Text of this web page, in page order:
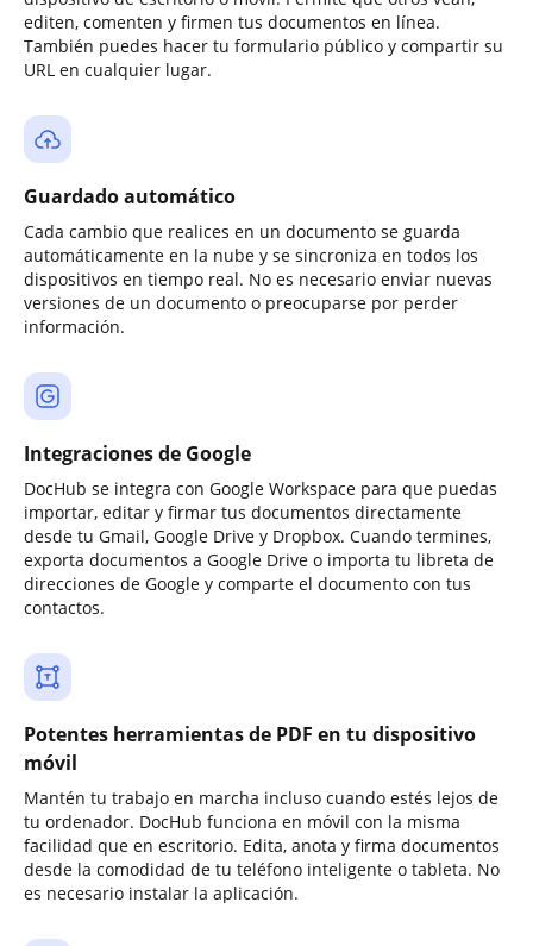
editen, comenten y firmen tus documentos en línea.
También puedes hacer tu formulario público y compartir su
URL en cualquier lugar.
Guardado automático
Cada cambio que realices en un documento se guarda
automáticamente en la nube y se sincroniza en todos los
dispositivos en tiempo real. No es necesario enviar nuevas
versiones de un documento o preocuparse por perder
información.
Integraciones de Google
DocHub se integra con Google Workspace para que puedas
importar, editar y firmar tus documentos directamente
desde tu Gmail, Google Drive y Dropbox. Cuando termines,
exporta documentos a Google Drive o importa tu libreta de
direcciones de Google y comparte el documento con tus
contactos.
Potentes herramientas de PDF en tu dispositivo
móvil
Mantén tu trabajo en marcha incluso cuando estés lejos de
tu ordenador. DocHub funciona en móvil con la misma
facilidad que en escritorio. Edita, anota y firma documentos
desde la comodidad de tu teléfono inteligente o tableta. No
es necesario instalar la aplicación.